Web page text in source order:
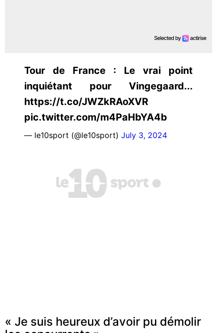
Tour de France : Le vrai point
inquiétant pour Vingegaard...
https://t.co/JWZkRAoXVR
pic.twitter.com/m4PaHbYA4b
— le10sport (@le10sport) July 3, 2024
« Je suis heureux d’avoir pu démolir